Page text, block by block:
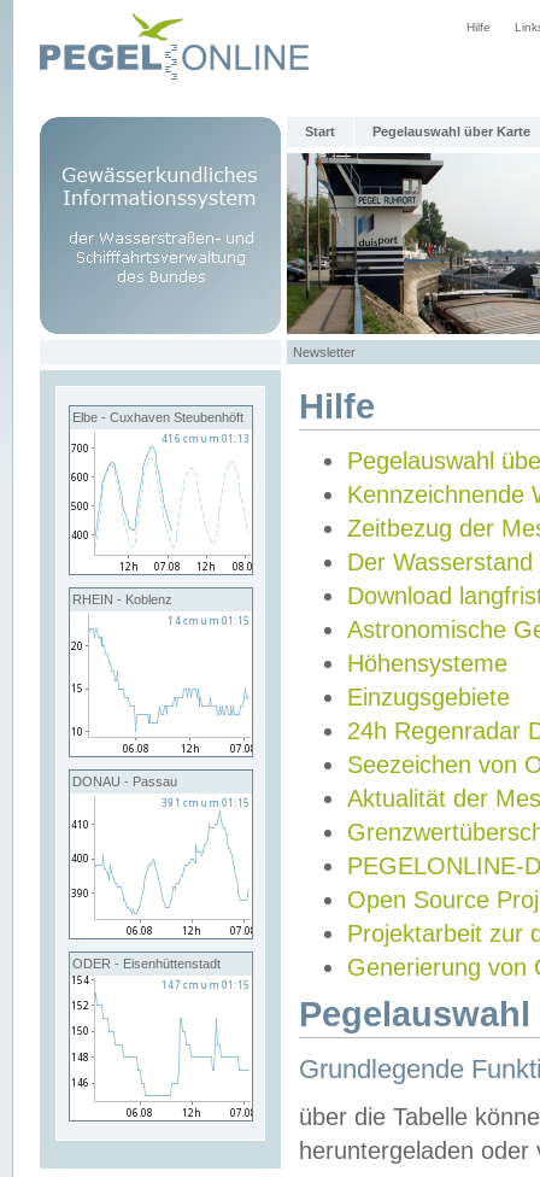
Hilfe
Start Pegelauswahl über Karte
Newsletter
Elbe - Cuxhaven Steubenhöft
RHEIN - Koblenz
DONAU - Passau
ODER - Eisenhüttenstadt
Hilfe
Pegelauswahl
Kennzeichnende
Zeitbezug der
Der Wasserstand
Download
Astronomische
Höhensysteme
Einzugsgebiete
24h Regenradar
Seezeichen von
Aktualität der
PEGELONLINE-
Open Source
Projektarbeit zur
Generierung von
Grundlegende
über die Tabelle
heruntergeladen oder